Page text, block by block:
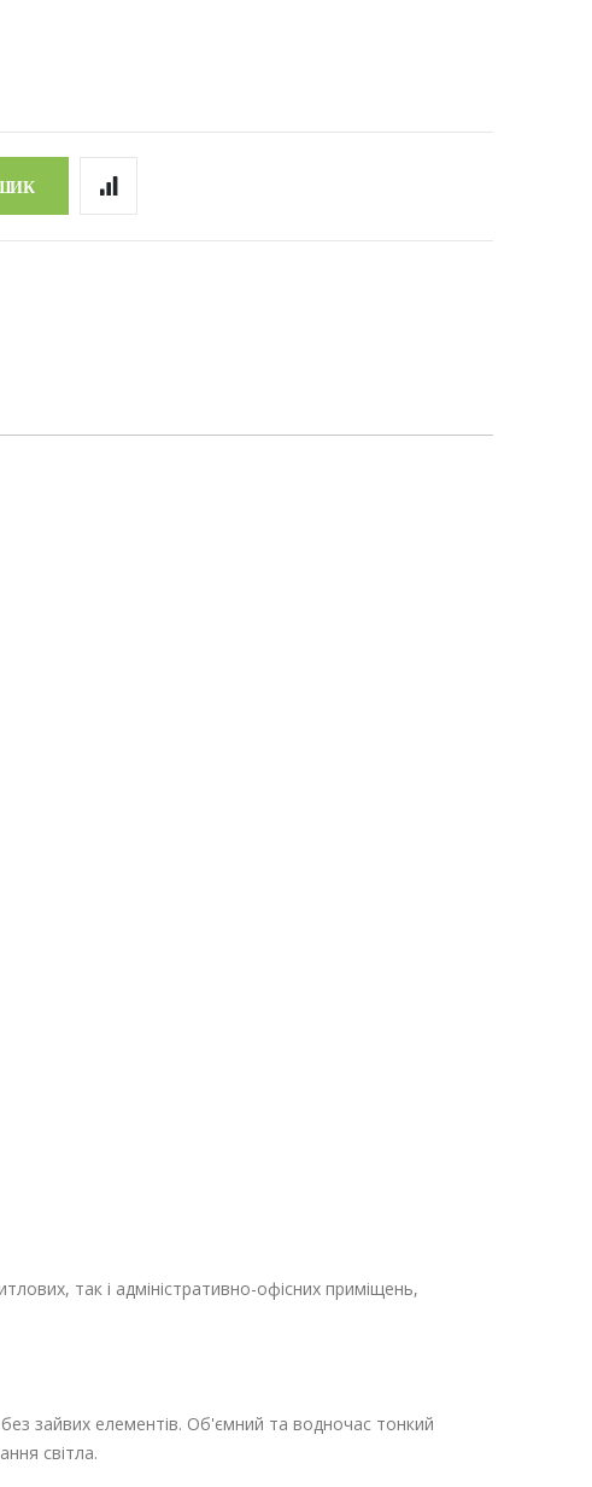
так і адміністративно-офісних приміщень,
зайвих елементів. Об'ємний та водночас тонкий
світла.